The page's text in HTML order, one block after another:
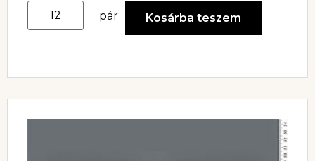
pár Kosárba teszem